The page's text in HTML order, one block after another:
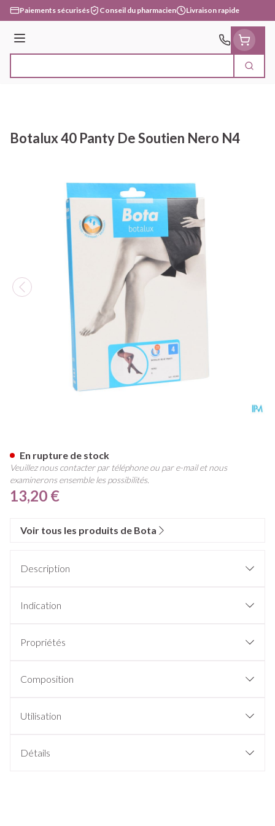
Aller au contenu
Paiements sécurisés Conseil du pharmacien Livraison rapide
Menu
Botalux 40 Panty De Soutien Nero N4
13,20 €
En rupture de stock
Veuillez nous contacter par téléphone ou par e-mail et nous
examinerons ensemble les possibilités.
Voir tous les produits de Bota
Description
Indication
Propriétés
Composition
Utilisation
Détails